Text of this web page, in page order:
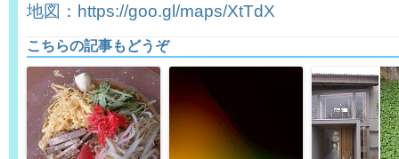
地図：https://goo.gl/maps/XtTdX
こちらの記事もどうぞ